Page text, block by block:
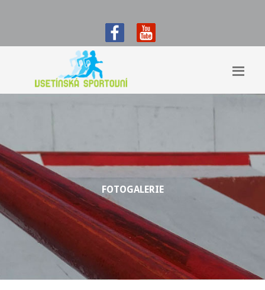
FOTOGALERIE